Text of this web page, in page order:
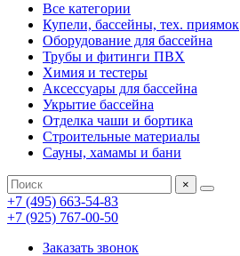
Все категории
Купели, бассейны, тех. приямок
Оборудование для бассейна
Трубы и фитинги ПВХ
Химия и тестеры
Аксессуары для бассейна
Укрытие бассейна
Отделка чаши и бортика
Строительные материалы
Сауны, хамамы и бани
×
+7 (495) 663-54-83
+7 (925) 767-00-50
Заказать звонок